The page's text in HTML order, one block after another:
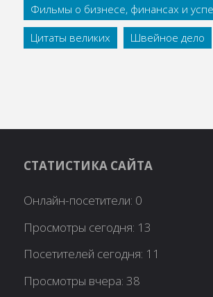
Фильмы о бизнесе, финансах и
Цитаты великих
Швейное дело
СТАТИСТИКА САЙТА
Онлайн-посетители: 0
Просмотры сегодня: 13
Посетителей сегодня: 11
Просмотры вчера:38